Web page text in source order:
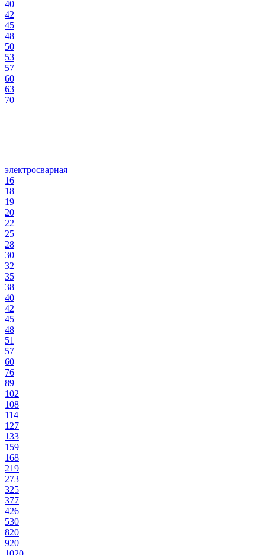
40
42
45
48
50
53
57
60
63
70
электросварная
16
18
19
20
22
25
28
30
32
35
38
40
42
45
48
51
57
60
76
89
102
108
114
127
133
159
168
219
273
325
377
426
530
820
920